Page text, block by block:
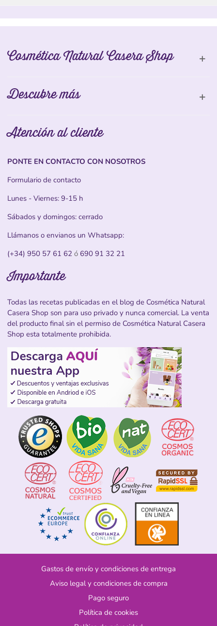
Cosmética Natural Casera Shop
Descubre más
Atención al cliente
PONTE EN CONTACTO CON NOSOTROS
Formulario de contacto
Lunes - Viernes: 9-15 h
Sábados y domingos: cerrado
Llámanos o envianos un Whatsapp:
(+34) 950 57 61 62 ó 690 91 32 21
Importante
Todas las recetas publicadas en el blog de Cosmética Natural
Casera Shop son para uso privado y nunca comercial. La venta
del producto final sin el permiso de Cosmética Natural Casera
Shop esta totalmente prohibida.
Gastos de envío y condiciones de entrega
Aviso legal y condiciones de compra
Pago seguro
Política de cookies